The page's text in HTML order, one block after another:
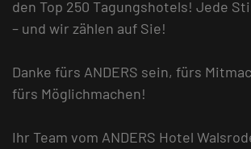
den Top 250 Tagungshotels! Jede
– und wir zählen auf Sie!
Danke fürs ANDERS sein, fürs
fürs Möglichmachen!
Ihr Team vom ANDERS Hotel